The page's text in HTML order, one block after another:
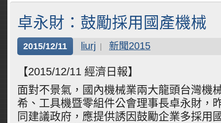
卓永財：鼓勵採用國產機械
2015/12/11 liurj 新聞2015
【2015/12/11 經濟日報】
面對不景氣，國內機械業兩大龍頭台灣機
希、工具機暨零組件公會理事長卓永財，
同建議政府，應提供誘因鼓勵企業多採用